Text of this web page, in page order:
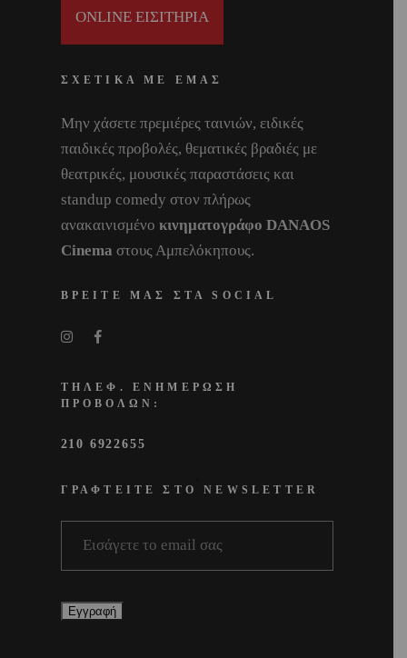
ONLINE ΕΙΣΙΤΗΡΙΑ
ΣΧΕΤΙΚΑ ΜΕ ΕΜΑΣ
Μην χάσετε πρεμιέρες ταινιών, ειδικές
παιδικές προβολές, θεματικές βραδιές με
θεατρικές, μουσικές παραστάσεις και
standup comedy στον πλήρως
ανακαινισμένο κινηματογράφο DANAOS
Cinema στους Αμπελόκηπους.
ΒΡΕΙΤΕ ΜΑΣ ΣΤΑ SOCIAL
ΤΗΛΕΦ. ΕΝΗΜΕΡΩΣΗ
ΠΡΟΒΟΛΩΝ:
210 6922655
ΓΡΑΦΤΕΙΤΕ ΣΤΟ NEWSLETTER